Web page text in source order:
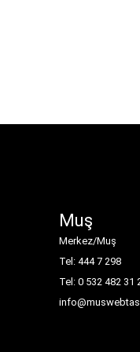
Muş
Merkez/Muş
Tel: 444 7 298
Tel: 0 532 482 31